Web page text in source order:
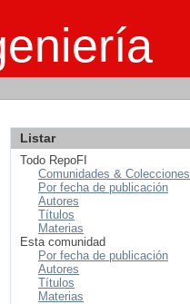
Listar
Todo RepoFI
Comunidades & Colecciones
Por fecha de publicación
Autores
Títulos
Materias
Esta comunidad
Por fecha de publicación
Autores
Títulos
Materias